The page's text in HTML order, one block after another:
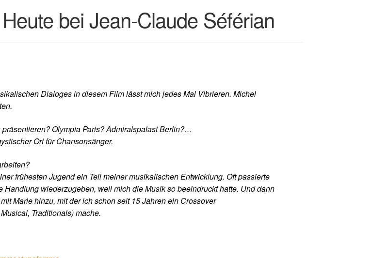
bei Jean-Claude Séférian
Dialoges in diesem Film lässt mich jedes Mal Vibrieren. Michel
Olympia Paris? Admiralspalast Berlin?…
Ort für Chansonsänger.
frühesten Jugend ein Teil meiner musikalischen Entwicklung. Oft passierte
wiederzugeben, weil mich die Musik so beeindruckt hatte. Und dann
Marie hinzu, mit der ich schon seit 15 Jahren ein Crossover
Traditionals) mache.